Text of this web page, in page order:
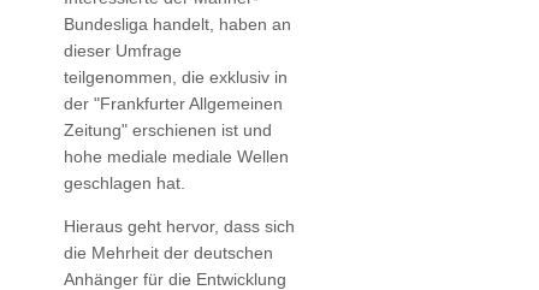
Bundesliga handelt, haben an
dieser Umfrage
teilgenommen, die exklusiv in
der "Frankfurter Allgemeinen
Zeitung" erschienen ist und
hohe mediale mediale Wellen
geschlagen hat.
Hieraus geht hervor, dass sich
die Mehrheit der deutschen
Anhänger für die Entwicklung